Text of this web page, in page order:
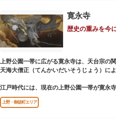
寛永寺
歴史の重みを今
上野公園一帯に広がる寛永寺は、天台宗の
天海大僧正（てんかいだいそうじょう）に
江戸時代には、現在の上野公園一帯が寛永
の多くを焼失。現在は根本中堂をはじめ開
上野大仏（パゴダ）、輪王殿などの建造物
います。戦火を免れた輪王寺門跡御本坊表
上野・御徒町エリア